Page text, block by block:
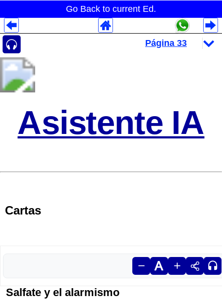
Go Back to current Ed.
Asistente IA
Cartas
Salfate y el alarmismo
Despliegues Analytics
Despliegues Totales
Despliegues por Rubros